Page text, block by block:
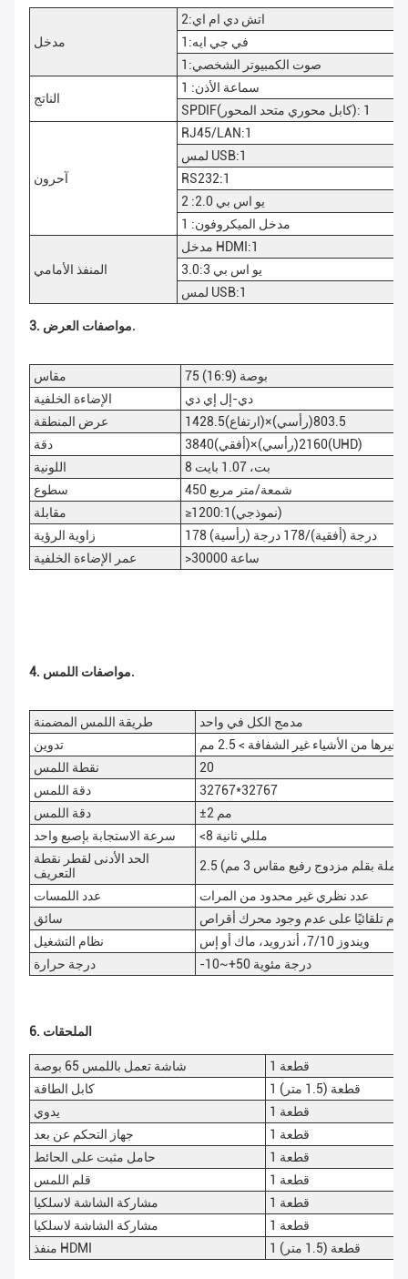
مدخل
اتش دي ام اي:2
في جي ايه:1
صوت الكمبيوتر الشخصي:1
الناتج
سماعة الأذن: 1
SPDIF(كابل محوري متحد المحور): 1
آحرون
RJ45/LAN:1
لمس USB:1
RS232:1
يو اس بي 2.0: 2
مدخل الميكروفون: 1
المنفذ الأمامي
مدخل HDMI:1
يو اس بي 3.0:3
لمس USB:1
3. مواصفات العرض.
مقاس
75 بوصة (16:9)
الإضاءة الخلفية
دي-إل إي دي
عرض المنطقة
1428.5(ارتفاع)×803.5(رأسي)
دقة
3840(أفقي)×2160(رأسي)(UHD)
اللونية
8 بت، 1.07 بايت
سطوع
450 شمعة/متر مربع
مقابلة
≥1200:1(نموذجي)
زاوية الرؤية
178 درجة (أفقية)/178 درجة (رأسية)
عمر الإضاءة الخلفية
>30000 ساعة
4. مواصفات اللمس.
طريقة اللمس المضمنة
مدمج الكل في واحد
تدوين
غيرها من الأشياء غير الشفافة > 2.5 مم
نقطة اللمس
20
دقة اللمس
32767*32767
دقة اللمس
±2 مم
سرعة الاستجابة بإصبع واحد
<8 مللي ثانية
الحد الأدنى لقطر نقطة
التعريف
بقلم مزدوج رفيع مقاس 3 مم)
عدد اللمسات
عدد نظري غير محدود من المرات
سائق
تلقائيًا على عدم وجود محرك أقراص
نظام التشغيل
ويندوز 7/10، أندرويد، ماك أو إس
درجة حرارة
-10~+50 درجة مئوية
6. الملحقات
شاشة تعمل باللمس 65 بوصة
1 قطعة
كابل الطاقة
1 قطعة (1.5 متر)
يدوي
1 قطعة
جهاز التحكم عن بعد
1 قطعة
حامل مثبت على الحائط
1 قطعة
قلم اللمس
1 قطعة
مشاركة الشاشة لاسلكيا
1 قطعة
مشاركة الشاشة لاسلكيا
1 قطعة
منفذ HDMI
1 قطعة (1.5 متر)